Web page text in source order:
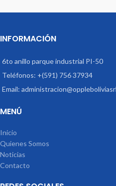
INFORMACIÓN
6to anillo parque industrial PI-50
Teléfonos: +(591) 756 37934
Email:
MENÚ
Inicio
Quienes Somos
Noticias
Contacto